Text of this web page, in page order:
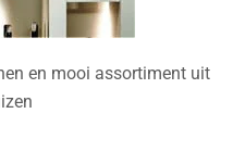
en mooi assortiment uit